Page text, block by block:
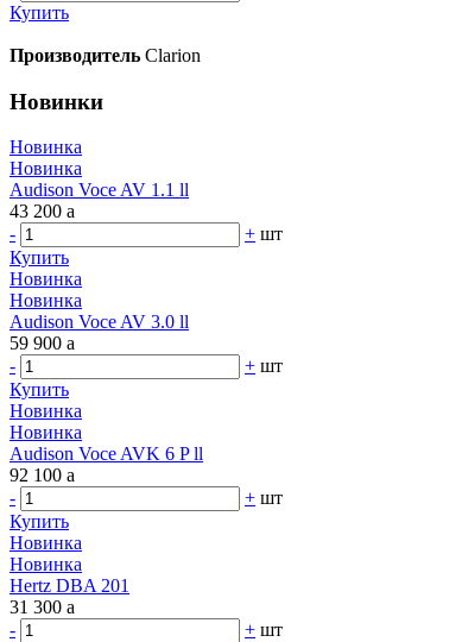
Купить
Производитель Clarion
Новинки
Новинка
Новинка
Audison Voce AV 1.1 ll
43 200 a
-
+ шт
Купить
Новинка
Новинка
Audison Voce AV 3.0 ll
59 900 a
-
+ шт
Купить
Новинка
Новинка
Audison Voce AVK 6 P ll
92 100 a
-
+ шт
Купить
Новинка
Новинка
Hertz DBA 201
31 300 a
-
+ шт